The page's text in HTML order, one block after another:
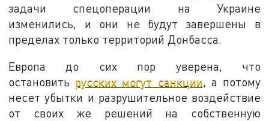
задачи спецоперации на Украине
изменились, и они не будут завершены в
пределах только территорий Донбасса.
Европа до сих пор уверена, что
остановить русских могут санкции, а потому
несет убытки и разрушительное воздействие
от своих же решений на собственную